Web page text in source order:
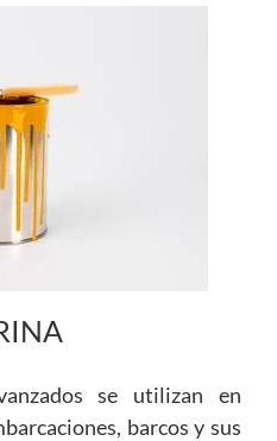
se utilizan en
barcos y sus